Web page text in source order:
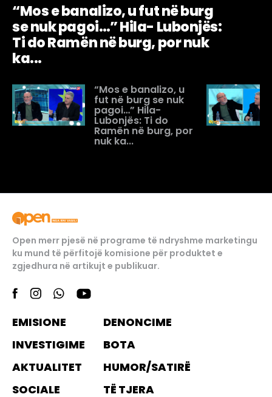
“Mos e banalizo, u fut në burg
se nuk pagoi…” Hila- Lubonjës:
Ti do Ramën në burg, por nuk
ka...
“Mos e banalizo, u
fut në burg se nuk
pagoi…” Hila-
Lubonjës: Ti do
Ramën në burg, por
nuk ka...
Open merr pjesë në programe të ndryshme marketingu
ku mund të përfitojë komisione për produktet e
zgjedhura në artikujt e publikuar.
EMISIONE
INVESTIGIME
AKTUALITET
SOCIALE
DENONCIME
BOTA
HUMOR/SATIRË
TË TJERA